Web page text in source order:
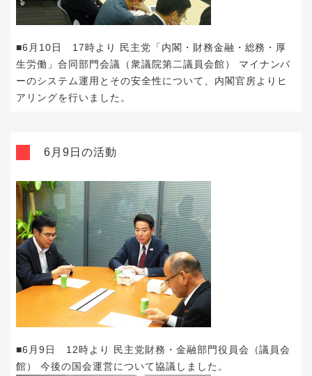
■6月10日 17時より 民主党「内閣・財務金融・総務・厚
生労働」合同部門会議（衆議院第二議員会館） マイナンバ
ーのシステム運用とその安全性について、内閣官房よりヒ
アリングを行いました。
6月9日の活動
■6月9日 12時より 民主党財務・金融部門役員会（議員会
館） 今後の国会運営について協議しました。